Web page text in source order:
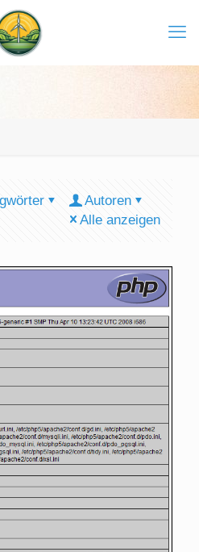
Autoren
Alle anzeigen